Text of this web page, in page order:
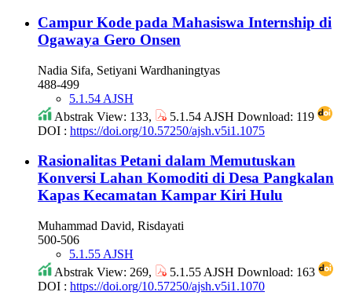
Campur Kode pada Mahasiswa Internship di
Ogawaya Gero Onsen
Nadia Sifa, Setiyani Wardhaningtyas
488-499
5.1.54 AJSH
Abstrak View: 133,
5.1.54 AJSH Download: 119
DOI : https://doi.org/10.57250/ajsh.v5i1.1075
Rasionalitas Petani dalam Memutuskan
Konversi Lahan Komoditi di Desa Pangkalan
Kapas Kecamatan Kampar Kiri Hulu
Muhammad David, Risdayati
500-506
5.1.55 AJSH
Abstrak View: 269,
5.1.55 AJSH Download: 163
DOI : https://doi.org/10.57250/ajsh.v5i1.1070